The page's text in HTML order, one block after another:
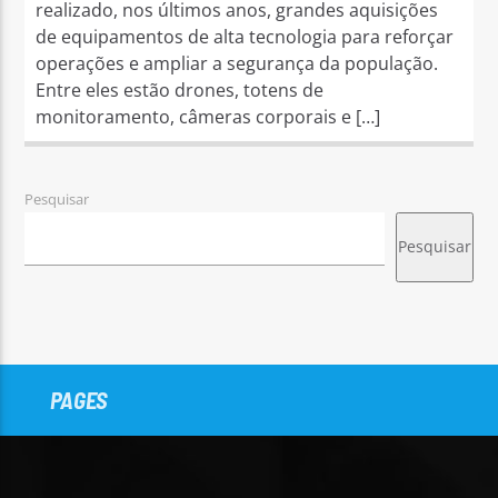
realizado, nos últimos anos, grandes aquisições
de equipamentos de alta tecnologia para reforçar
operações e ampliar a segurança da população.
Entre eles estão drones, totens de
monitoramento, câmeras corporais e […]
Pesquisar
Pesquisar
PAGES